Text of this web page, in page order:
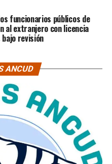
funcionarios públicos de
al extranjero con licencia
revisión
ANCUD